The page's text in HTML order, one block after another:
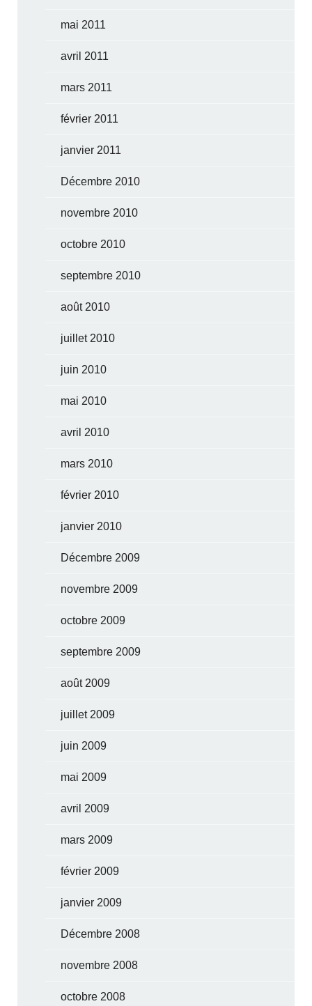
mai 2011
avril 2011
mars 2011
février 2011
janvier 2011
Décembre 2010
novembre 2010
octobre 2010
septembre 2010
août 2010
juillet 2010
juin 2010
mai 2010
avril 2010
mars 2010
février 2010
janvier 2010
Décembre 2009
novembre 2009
octobre 2009
septembre 2009
août 2009
juillet 2009
juin 2009
mai 2009
avril 2009
mars 2009
février 2009
janvier 2009
Décembre 2008
novembre 2008
octobre 2008